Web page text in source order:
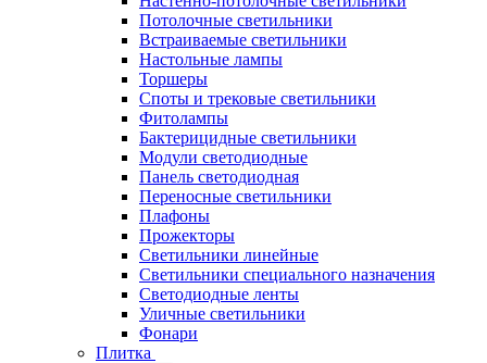
Потолочные светильники
Встраиваемые светильники
Настольные лампы
Торшеры
Споты и трековые светильники
Фитолампы
Бактерицидные светильники
Модули светодиодные
Панель светодиодная
Переносные светильники
Плафоны
Прожекторы
Светильники линейные
Светильники специального назначения
Светодиодные ленты
Уличные светильники
Фонари
Плитка